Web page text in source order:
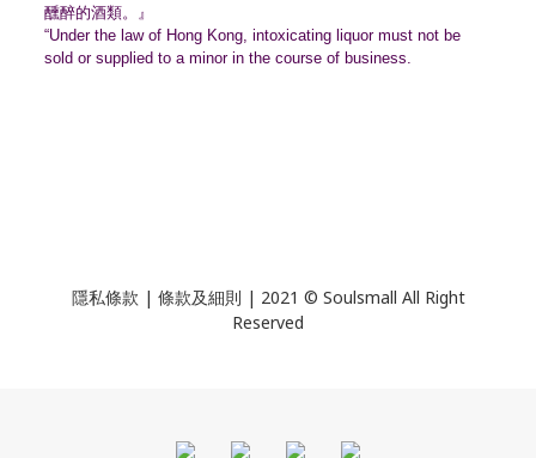
醺醉的酒類。』
“Under the law of Hong Kong, intoxicating liquor must not be
sold or supplied to a minor in the course of business.
隱私條款 | 條款及細則 | 2021 © Soulsmall All Right
Reserved